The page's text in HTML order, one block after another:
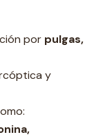
por pulgas,
y